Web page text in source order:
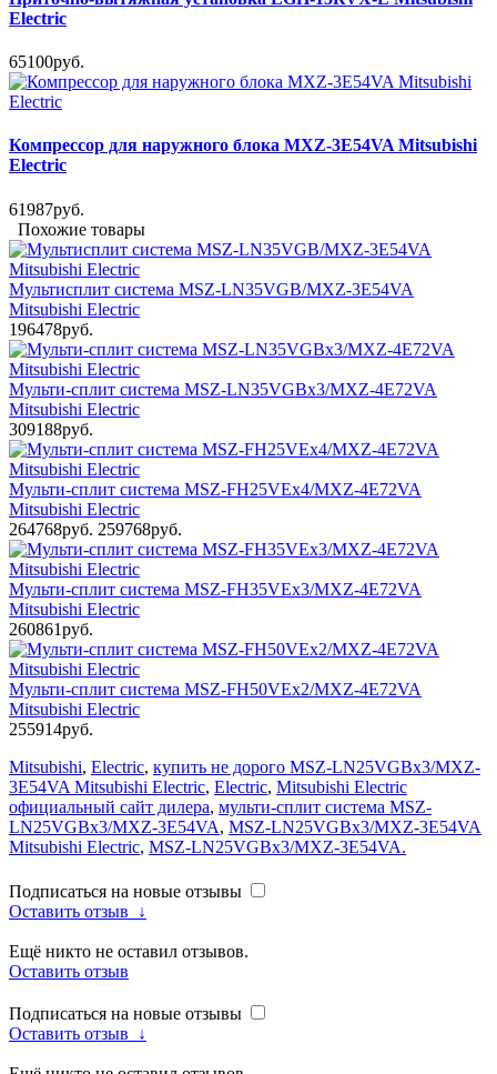
Electric
65100руб.
Компрессор для наружного блока MXZ-3E54VA Mitsubishi
Electric
61987руб.
Похожие товары
Мультисплит система MSZ-LN35VGB/MXZ-3E54VA
Mitsubishi Electric
196478руб.
Мульти-сплит система MSZ-LN35VGBx3/MXZ-4E72VA
Mitsubishi Electric
309188руб.
Мульти-сплит система MSZ-FH25VEx4/MXZ-4E72VA
Mitsubishi Electric
264768руб. 259768руб.
Мульти-сплит система MSZ-FH35VEx3/MXZ-4E72VA
Mitsubishi Electric
260861руб.
Мульти-сплит система MSZ-FH50VEx2/MXZ-4E72VA
Mitsubishi Electric
255914руб.
Mitsubishi, Electric, купить не дорого MSZ-LN25VGBx3/MXZ-
3E54VA Mitsubishi Electric, Electric, Mitsubishi Electric
официальный сайт дилера, мульти-сплит система MSZ-
LN25VGBx3/MXZ-3E54VA, MSZ-LN25VGBx3/MXZ-3E54VA
Mitsubishi Electric, MSZ-LN25VGBx3/MXZ-3E54VA.
Подписаться на новые отзывы
Оставить отзыв
↓
Ещё никто не оставил отзывов.
Оставить отзыв
Подписаться на новые отзывы
Оставить отзыв
↓